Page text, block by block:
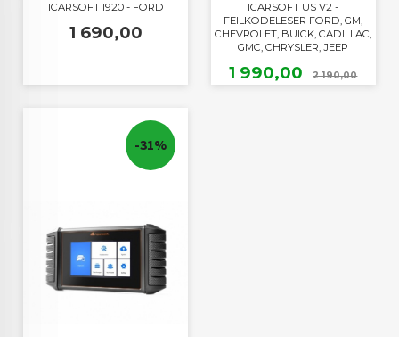
ICARSOFT I920 - FORD
Pris
1 690,00
ICARSOFT US V2 -
FEILKODELESER FORD, GM,
CHEVROLET, BUICK, CADILLAC,
GMC, CHRYSLER, JEEP
Tilbud
1 990,00 2 190,00
-31%